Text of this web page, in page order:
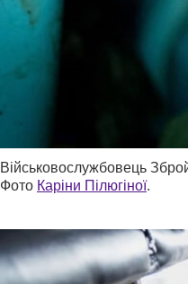
Військовослужбовець
Фото Каріни Пілюгіної.